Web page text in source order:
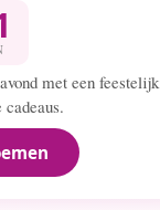
met een feestelijk
cadeaus.